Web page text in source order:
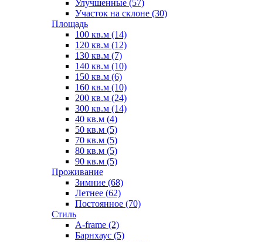
Улучшенные (57)
Участок на склоне (30)
Площадь
100 кв.м (14)
120 кв.м (12)
130 кв.м (7)
140 кв.м (10)
150 кв.м (6)
160 кв.м (10)
200 кв.м (24)
300 кв.м (14)
40 кв.м (4)
50 кв.м (5)
70 кв.м (5)
80 кв.м (5)
90 кв.м (5)
Проживание
Зимние (68)
Летнее (62)
Постоянное (70)
Стиль
A-frame (2)
Барнхаус (5)